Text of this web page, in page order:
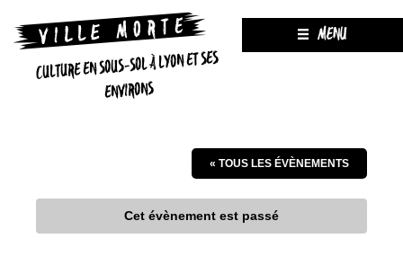
CULTURE EN SOUS-SOL À LYON ET SES
ENVIRONS
MENU
« TOUS LES ÉVÈNEMENTS
Cet évènement est passé